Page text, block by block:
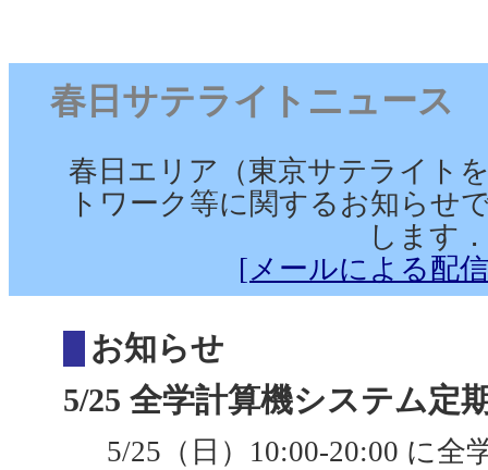
春日サテライトニュース
春日エリア（東京サテライト
トワーク等に関するお知らせ
します．
[メールによる配
お知らせ
5/25 全学計算機システム定
5/25（日）10:00-20:00 に